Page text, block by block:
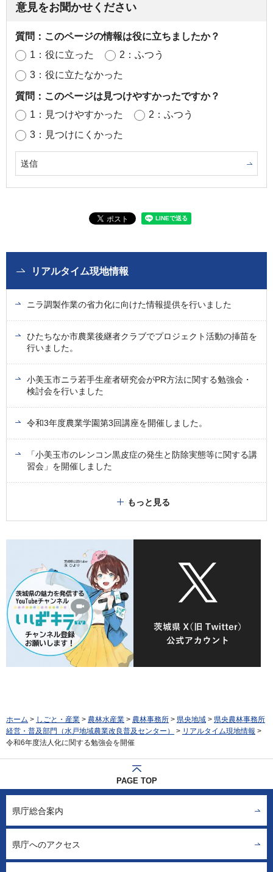
意見をお聞かせください
質問：このページの情報は役に立ちましたか？
1：役に立った
2：ふつう
3：役に立たなかった
質問：このページは見つけやすかったですか？
1：見つけやすかった
2：ふつう
3：見つけにくかった
リアルタイム現地情報
ニラ調製作業の省力化に向けた情報提供を行いました
ひたちなか市農業後継者クラブでプロジェクト活動の挿苗を
行いました。
小美玉市ニラ若手生産者研究会がPR方法に関する勉強会・
検討会を行いました
令和3年度農業学園第3回講座を開催しました。
「小美玉市のレンコン黒皮症の発生と防除実態等に関する講
習会」を開催しました
もっと見る
ホーム > しごと・産業 > 農林水産業 > 農林事務所 > 県央地域 > 県央農林事務所
経営・普及部門（水戸地域農業改良普及センター）
> リアルタイム現地情報 >
令和6年度法人化に関する勉強会を開催
PAGE TOP
県庁総合案内
県庁へのアクセス